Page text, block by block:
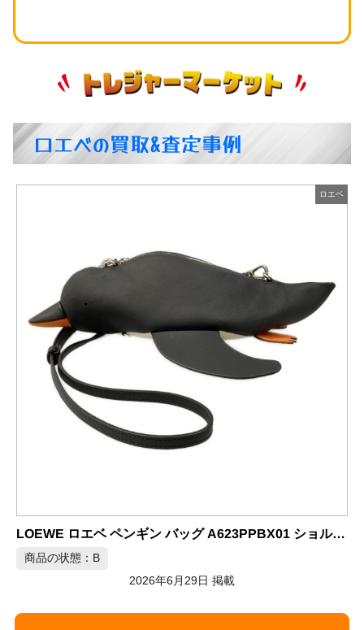
ロエベの買取&査定事例
LOEWE ロエベ ペンギン バッグ A623PPBX01 ショルダーバッグ
品の状態：B
2026年6月29日 掲載